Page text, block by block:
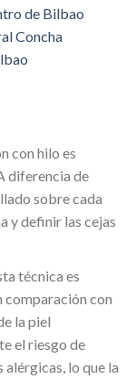
de Bilbao
Concha
con hilo es
diferencia de
sobre cada
y definir las cejas
técnica es
comparación con
la piel
el riesgo de
lo que la